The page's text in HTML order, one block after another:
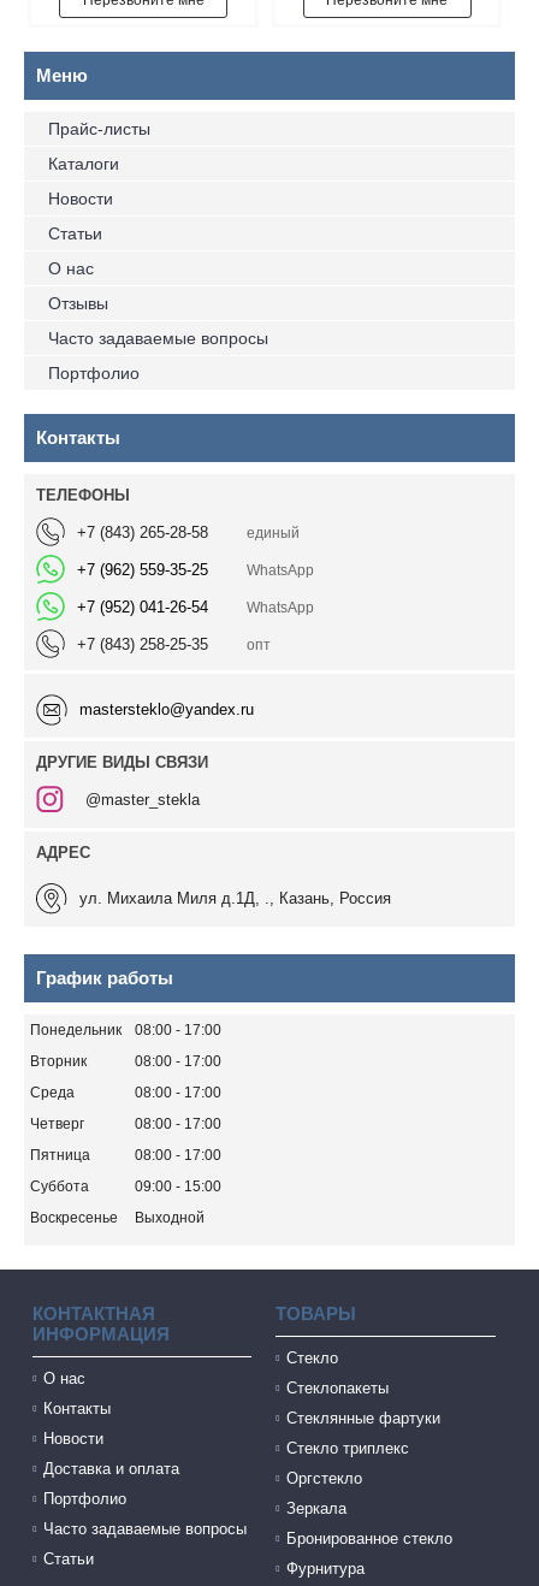
Прайс-листы
Каталоги
Новости
Статьи
О нас
Отзывы
Часто задаваемые вопросы
Портфолио
Контакты
+7 (843) 265-28-58 единый
+7 (962) 559-35-25 WhatsApp
+7 (952) 041-26-54 WhatsApp
+7 (843) 258-25-35 опт
mastersteklo@yandex.ru
ДРУГИЕ ВИДЫ СВЯЗИ
@master_stekla
ул. Михаила Миля д.1Д, ., Казань, Россия
График работы
Понедельник 08:00
17:00
Вторник
08:00
17:00
Среда
08:00
17:00
Четверг
08:00
17:00
Пятница
08:00
17:00
Суббота
09:00
15:00
Воскресенье
Выходной
КОНТАКТНАЯ
ИНФОРМАЦИЯ
О нас
Контакты
Новости
Доставка и оплата
Портфолио
Часто задаваемые вопросы
Статьи
ТОВАРЫ
Стекло
Стеклопакеты
Стеклянные фартуки
Стекло триплекс
Оргстекло
Зеркала
Бронированное стекло
Фурнитура